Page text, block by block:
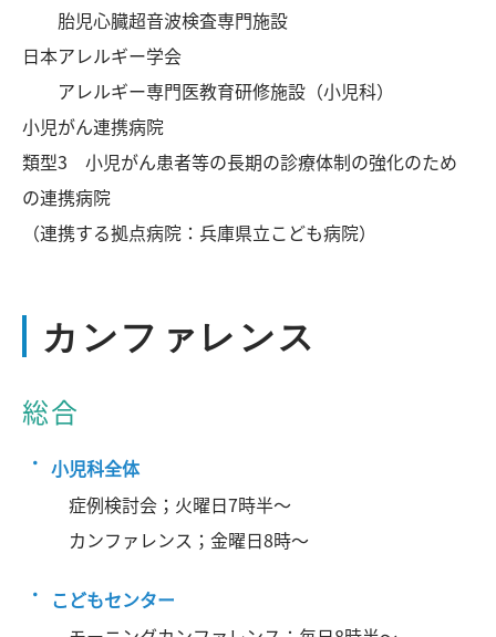
胎児心臓超音波検査専門施設
日本アレルギー学会
アレルギー専門医教育研修施設（小児科）
小児がん連携病院
類型3 小児がん患者等の長期の診療体制の強化のため
の連携病院
（連携する拠点病院：兵庫県立こども病院）
カンファレンス
総合
小児科全体
症例検討会；火曜日7時半～
カンファレンス；金曜日8時～
こどもセンター